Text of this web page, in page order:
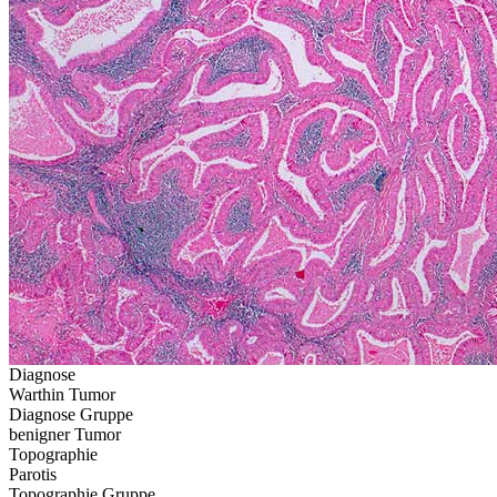
Diagnose
Warthin Tumor
Diagnose Gruppe
benigner Tumor
Topographie
Parotis